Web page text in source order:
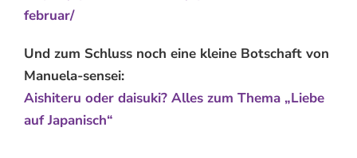
februar/
Und zum Schluss noch eine kleine Botschaft von
Manuela-sensei:
Aishiteru oder daisuki? Alles zum Thema „Liebe
auf Japanisch“